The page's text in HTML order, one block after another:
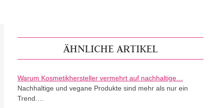
ÄHNLICHE ARTIKEL
Warum Kosmetikhersteller vermehrt auf nachhaltige…
Nachhaltige und vegane Produkte sind mehr als nur ein
Trend.…